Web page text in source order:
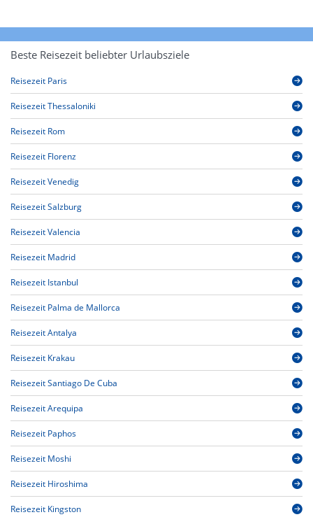
Beste Reisezeit beliebter Urlaubsziele
Reisezeit Paris
Reisezeit Thessaloniki
Reisezeit Rom
Reisezeit Florenz
Reisezeit Venedig
Reisezeit Salzburg
Reisezeit Valencia
Reisezeit Madrid
Reisezeit Istanbul
Reisezeit Palma de Mallorca
Reisezeit Antalya
Reisezeit Krakau
Reisezeit Santiago De Cuba
Reisezeit Arequipa
Reisezeit Paphos
Reisezeit Moshi
Reisezeit Hiroshima
Reisezeit Kingston